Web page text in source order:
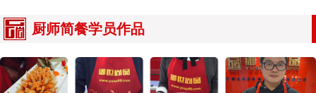
厨师简餐学员作品